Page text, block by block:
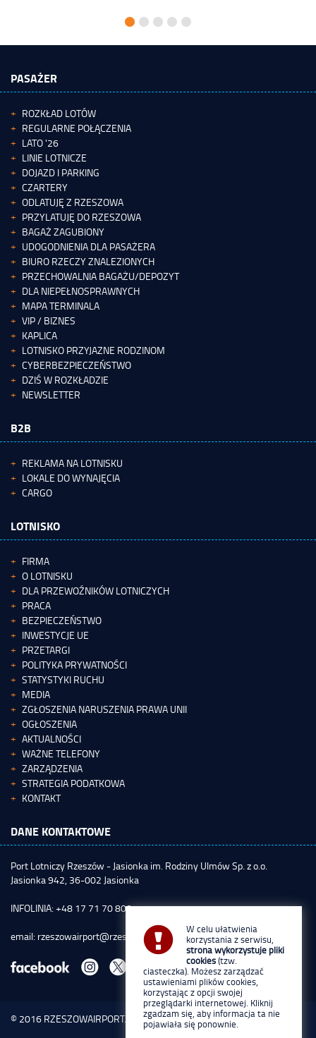
PASAŻER
ROZKŁAD LOTÓW
REGULARNE POŁĄCZENIA
LATO '26
LINIE LOTNICZE
DOJAZD I PARKING
CZARTERY
ODLATUJĘ Z RZESZOWA
PRZYLATUJĘ DO RZESZOWA
BAGAŻ ZAGUBIONY
UDOGODNIENIA DLA PASAŻERA
BIURO RZECZY ZNALEZIONYCH
PRZECHOWALNIA BAGAŻU/DEPOZYT
DLA NIEPEŁNOSPRAWNYCH
MAPA TERMINALA
VIP / BIZNES
KAPLICA
LOTNISKO PRZYJAZNE RODZINOM
CYBERBEZPIECZEŃSTWO
DZIŚ W ROZKŁADZIE
NEWSLETTER
B2B
REKLAMA NA LOTNISKU
LOKALE DO WYNAJĘCIA
CARGO
LOTNISKO
FIRMA
O LOTNISKU
DLA PRZEWOŹNIKÓW LOTNICZYCH
PRACA
BEZPIECZEŃSTWO
INWESTYCJE UE
PRZETARGI
POLITYKA PRYWATNOŚCI
STATYSTYKI RUCHU
MEDIA
ZGŁOSZENIA NARUSZENIA PRAWA UNII
OGŁOSZENIA
AKTUALNOŚCI
WAŻNE TELEFONY
ZARZĄDZENIA
STRATEGIA PODATKOWA
KONTAKT
DANE KONTAKTOWE
Port Lotniczy Rzeszów - Jasionka im. Rodziny Ulmów Sp. z o.o.
Jasionka 942, 36-002 Jasionka
INFOLINIA: +48 17 71 70 800
email: rzeszowairport@rzeszowairport.pl
© 2016 RZESZOWAIRPORT.PL
W celu ułatwienia
korzystania z serwisu,
strona wykorzystuje pliki
cookies(tzw.
ciasteczka). Możesz zarządzać
ustawieniami plików cookies,
korzystając z opcji swojej
przeglądarki internetowej. Kliknij
zgadzam się, aby informacja ta nie
pojawiała się ponownie.